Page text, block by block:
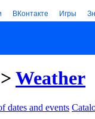
ВКонтакте Игры
> Weather
dates and events